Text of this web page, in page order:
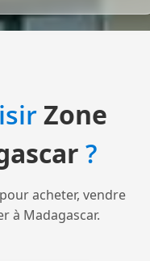
Zone
?
acheter, vendre
à Madagascar.